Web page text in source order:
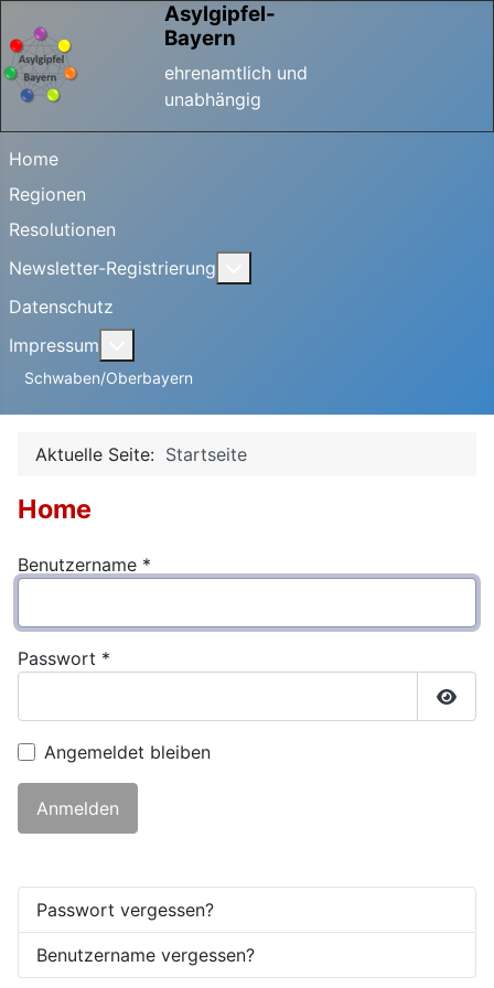
Asylgipfel-
Bayern
ehrenamtlich und
unabhängig
Home
Regionen
Resolutionen
Newsletter-Registrierung
Datenschutz
Impressum
Schwaben/Oberbayern
Aktuelle Seite: Startseite
Home
Benutzername *
Passwort *
Angemeldet bleiben
Anmelden
Passwort vergessen?
Benutzername vergessen?